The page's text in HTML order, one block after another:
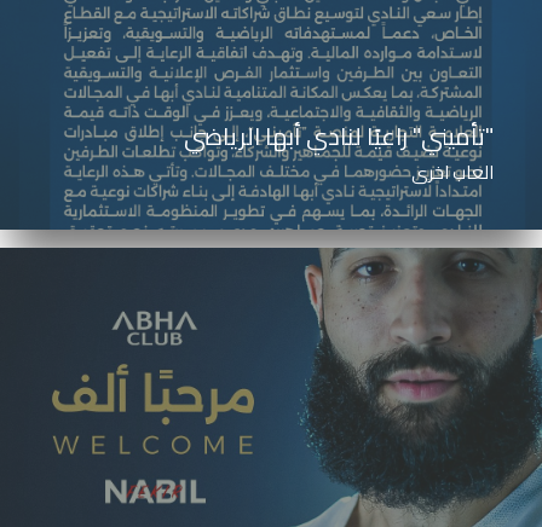
"تأميني" راعيًا لنادي أبها الرياضي
العاب اخرى